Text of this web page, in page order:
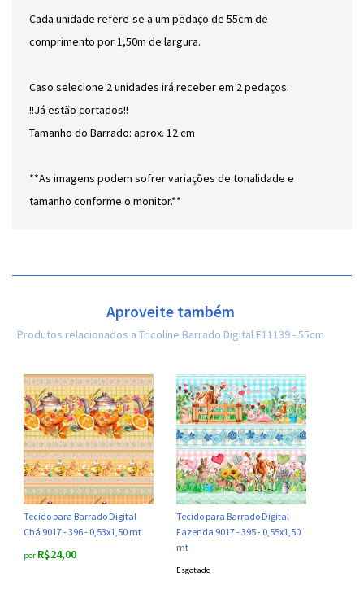
Cada unidade refere-se a um pedaço de 55cm de
comprimento por 1,50m de largura.
Caso selecione 2 unidades irá receber em 2 pedaços.
!!Já estão cortados!!
Tamanho do Barrado: aprox. 12 cm
**As imagens podem sofrer variações de tonalidade e
tamanho conforme o monitor.**
Aproveite também
Produtos relacionados a Tricoline Barrado Digital E11139 - 55cm
Tecido para Barrado Digital
Chá 9017 - 396 - 0,53x1,50 mt
por R$24,00
Tecido para Barrado Digital
Fazenda 9017 - 395 - 0,55x1,50
mt
Esgotado